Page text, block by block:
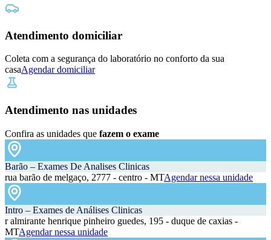
Atendimento domiciliar
Coleta com a segurança do laboratório no conforto da sua
casaAgendar domiciliar
Atendimento nas unidades
Confira as unidades que fazem o exame
Barão – Exames De Analises Clinicas
rua barão de melgaço, 2777 - centro - MTAgendar nessa unidade
Intro – Exames de Análises Clinicas
r almirante henrique pinheiro guedes, 195 - duque de caxias -
MTAgendar nessa unidade